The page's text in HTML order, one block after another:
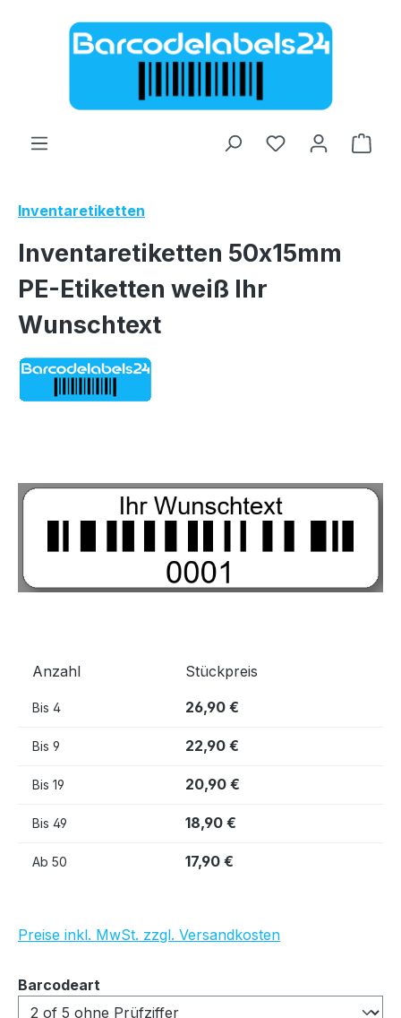
Zum Hauptinhalt springen
Inventaretiketten
Inventaretiketten 50x15mm
PE-Etiketten weiß Ihr
Wunschtext
Anzahl Stückpreis
Bis 4 26,90 €
Bis 9 22,90 €
Bis 19 20,90 €
Bis 49 18,90 €
Ab 50 17,90 €
Preise inkl. MwSt. zzgl. Versandkosten
Barcodeart